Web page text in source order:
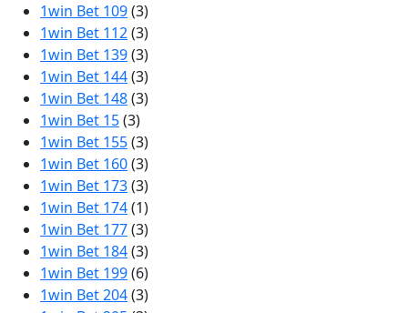
1win Bet 109(3)
1win Bet 112(3)
1win Bet 139(3)
1win Bet 144(3)
1win Bet 148(3)
1win Bet 15(3)
1win Bet 155(3)
1win Bet 160(3)
1win Bet 173(3)
1win Bet 174(1)
1win Bet 177(3)
1win Bet 184(3)
1win Bet 199(6)
1win Bet 204(3)